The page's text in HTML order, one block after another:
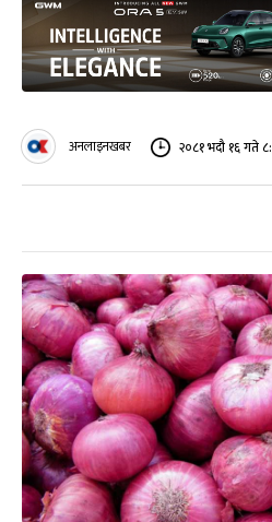
अनलाइनखबर २०८१ भदौ १६ गते